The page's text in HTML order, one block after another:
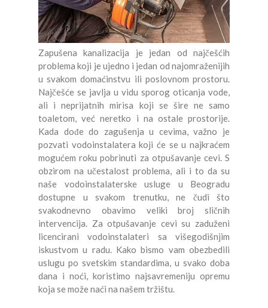
Odgušenje kade
Odgušenje tuš kabine
Odgušenje lavaboa
Odgušenje slivnika
Detekcija curenja vode
Zapušena kanalizacija je jedan od najčešćih
problema koji je ujedno i jedan od najomraženijih
u svakom domaćinstvu ili poslovnom prostoru.
Najčešće se javlja u vidu sporog oticanja vode,
ali i neprijatnih mirisa koji se šire ne samo
toaletom, već neretko i na ostale prostorije.
Kada dođe do zagušenja u cevima, važno je
pozvati vodoinstalatera koji će se u najkraćem
mogućem roku pobrinuti za otpušavanje cevi. S
obzirom na učestalost problema, ali i to da su
naše vodoinstalaterske usluge u Beogradu
dostupne u svakom trenutku, ne čudi što
svakodnevno obavimo veliki broj sličnih
intervencija. Za otpušavanje cevi su zaduženi
licencirani vodoinstalateri sa višegodišnjim
iskustvom u radu. Kako bismo vam obezbedili
uslugu po svetskim standardima, u svako doba
dana i noći, koristimo najsavremeniju opremu
koja se može naći na našem tržištu.